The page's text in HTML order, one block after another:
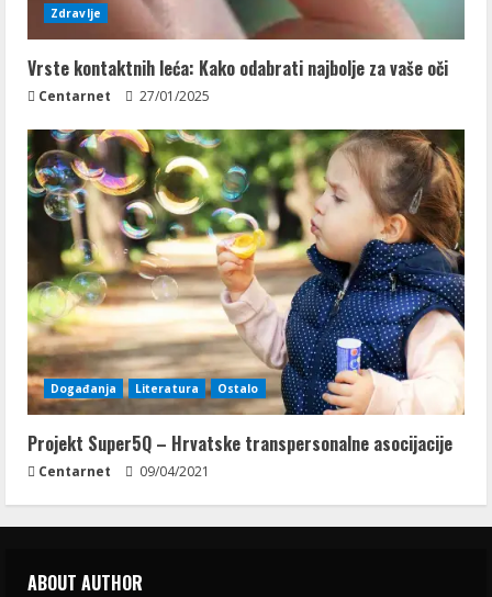
Zdravlje
Vrste kontaktnih leća: Kako odabrati najbolje za vaše oči
Centarnet 27/01/2025
Događanja Literatura Ostalo
Projekt Super5Q – Hrvatske transpersonalne asocijacije
Centarnet 09/04/2021
ABOUT AUTHOR